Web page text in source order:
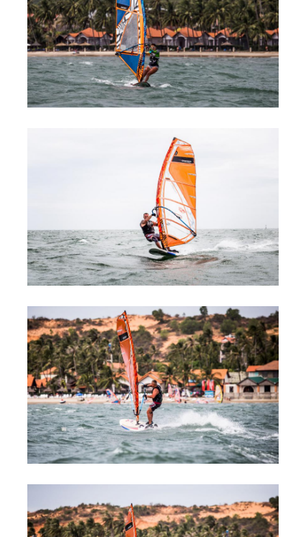
Цены
Обучение Виндсерфингу
Прокат виндсерфинга и винг фойла
Классический серфинг и SUP
Обучение кайтсерфингу
Система скидок
Обучение Wing Foil